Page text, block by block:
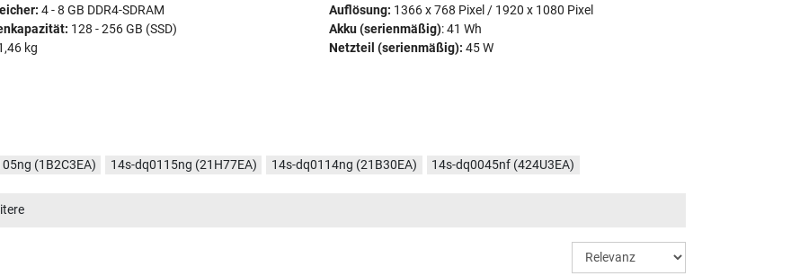
4 - 8 GB DDR4-SDRAM
128 - 256 GB (SSD)
kg
Auflösung: 1366 x 768 Pixel / 1920 x 1080 Pixel
Akku (serienmäßig): 41 Wh
Netzteil (serienmäßig): 45 W
(1B2C3EA) 14s-dq0115ng (21H77EA) 14s-dq0114ng (21B30EA)
14s-dq0045nf (424U3EA)